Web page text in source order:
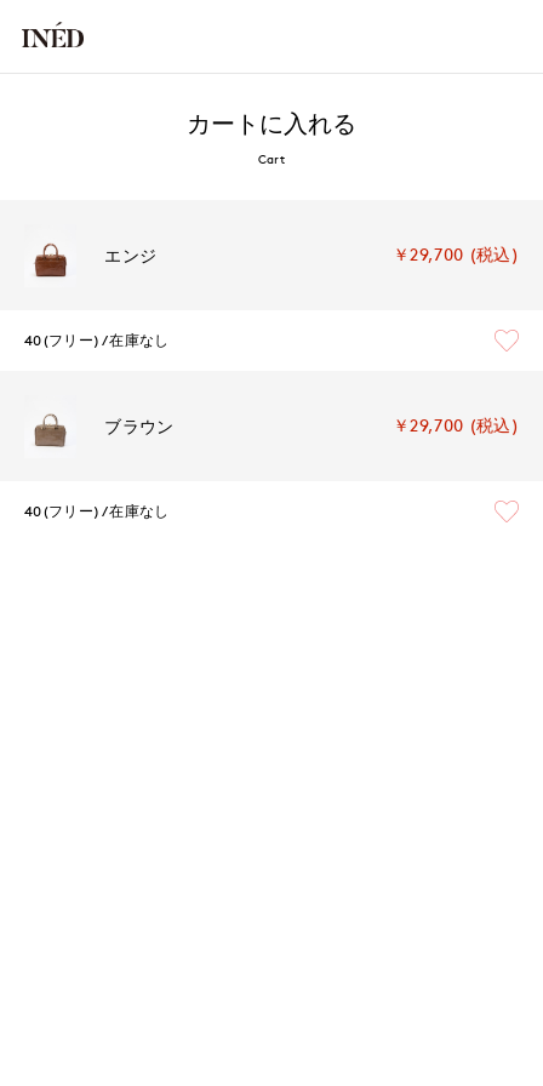
カートに入れる
Cart
エンジ ￥29,700 (税込)
40(フリー) 在庫なし
ブラウン ￥29,700 (税込)
40(フリー) 在庫なし